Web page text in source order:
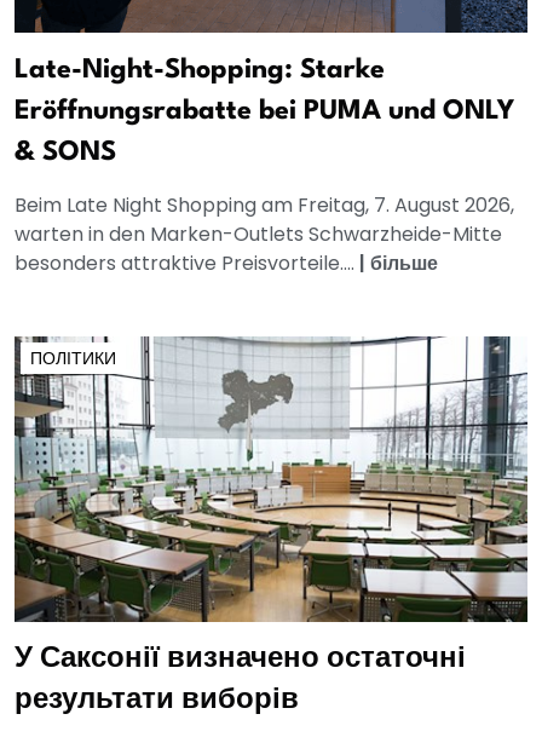
Late-Night-Shopping: Starke
Eröffnungsrabatte bei PUMA und ONLY
& SONS
Beim Late Night Shopping am Freitag, 7. August 2026,
warten in den Marken-Outlets Schwarzheide-Mitte
besonders attraktive Preisvorteile.... | більше
ПОЛІТИКИ
У Саксонії визначено остаточні
результати виборів